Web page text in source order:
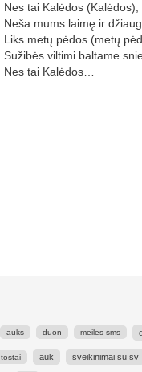
Nes tai Kalėdos
Neša mums laimę ir
Liks metų pėdos (metų
Sužibės viltimi baltame
Nes tai Kalėdos…
auks duon meiles sms
tostai auk sveikinimai su sv